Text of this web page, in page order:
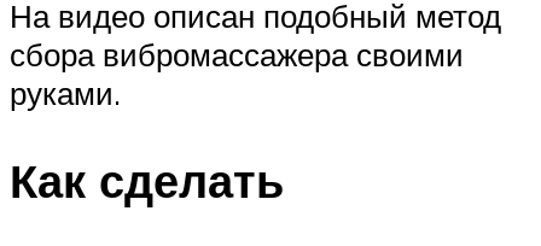
На видео описан подобный метод
сбора вибромассажера своими
руками.
Как сделать